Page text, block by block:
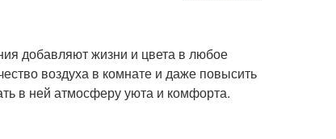
добавляют жизни и цвета в любое
воздуха в комнате и даже повысить
в ней атмосферу уюта и комфорта.